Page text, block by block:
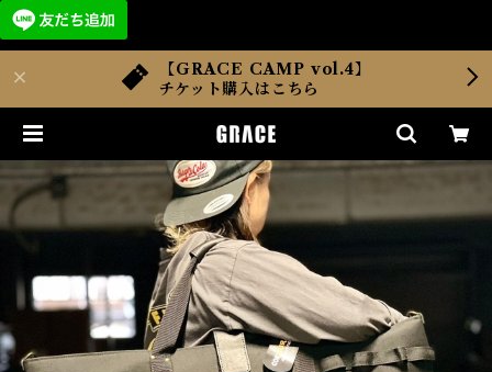
【GRACE CAMP vol.4】
チケット購入はこちら